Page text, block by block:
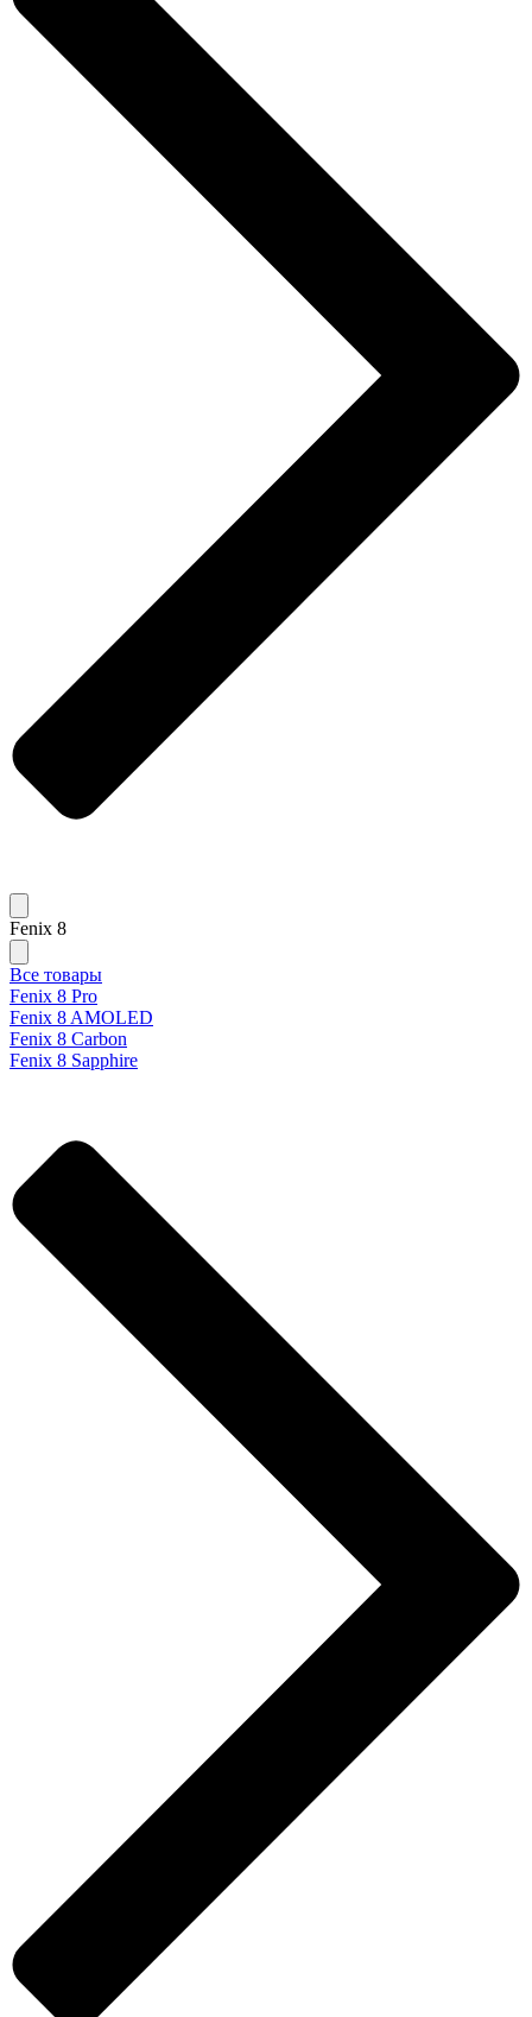
Fenix 8
Все товары
Fenix 8 Pro
Fenix 8 AMOLED
Fenix 8 Carbon
Fenix 8 Sapphire